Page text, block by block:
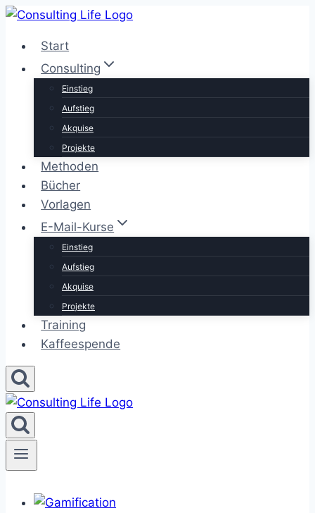
Zum
springenStart
Consulting
Einstieg
Aufstieg
Akquise
Projekte
Methoden
Bücher
Vorlagen
E-Mail-Kurse
Einstieg
Aufstieg
Akquise
Projekte
Training
Kaffeespende